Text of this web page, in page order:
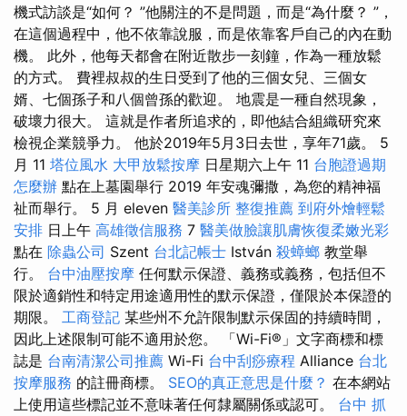
機式訪談是“如何？ ”他關注的不是問題，而是“為什麼？ ”，
在這個過程中，他不依靠說服，而是依靠客戶自己的內在動
機。 此外，他每天都會在附近散步一刻鐘，作為一種放鬆
的方式。 費裡叔叔的生日受到了他的三個女兒、三個女
婿、七個孫子和八個曾孫的歡迎。 地震是一種自然現象，
破壞力很大。 這就是作者所追求的，即他結合組織研究來
檢視企業競爭力。 他於2019年5月3日去世，享年71歲。 5
月 11 塔位風水 大甲放鬆按摩 日星期六上午 11 台胞證過期
怎麼辦 點在上墓園舉行 2019 年安魂彌撒，為您的精神福
祉而舉行。 5 月 eleven 醫美診所 整復推薦 到府外燴輕鬆
安排 日上午 高雄徵信服務 7 醫美做臉讓肌膚恢復柔嫩光彩
點在 除蟲公司 Szent 台北記帳士 István 殺蟑螂 教堂舉
行。 台中油壓按摩 任何默示保證、義務或義務，包括但不
限於適銷性和特定用途適用性的默示保證，僅限於本保證的
期限。 工商登記 某些州不允許限制默示保固的持續時間，
因此上述限制可能不適用於您。 「Wi-Fi®」文字商標和標
誌是 台南清潔公司推薦 Wi-Fi 台中刮痧療程 Alliance 台北
按摩服務 的註冊商標。 SEO的真正意思是什麼？ 在本網站
上使用這些標記並不意味著任何隸屬關係或認可。 台中 抓